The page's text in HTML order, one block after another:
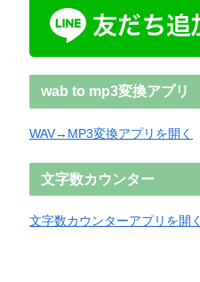
wab to mp3変換アプリ
WAV→MP3変換アプリを開く
文字数カウンター
文字数カウンターアプリを開く